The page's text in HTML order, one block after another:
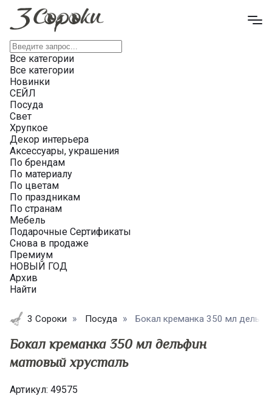
Все категории
Все категории
Новинки
СЕЙЛ
Посуда
Свет
Хрупкое
Декор интерьера
Аксессуары, украшения
По брендам
По материалу
По цветам
По праздникам
По странам
Мебель
Подарочные Сертификаты
Снова в продаже
Премиум
НОВЫЙ ГОД
Архив
Найти
3 Сороки Посуда Бокал креманка 350 мл
Бокал креманка 350 мл дельфин
матовый хрусталь
Артикул: 49575